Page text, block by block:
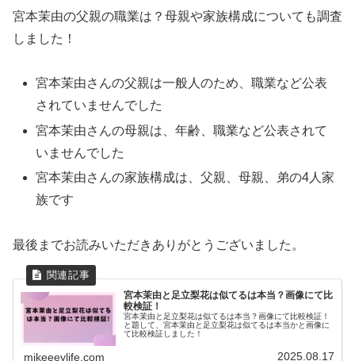
宮本茉由の父親の職業は？母親や家族構成についても調査
しました！
宮本茉由さんの父親は一般人のため、職業など公表
されていませんでした
宮本茉由さんの母親は、年齢、職業など公表されて
いませんでした
宮本茉由さんの家族構成は、父親、母親、弟の4人家
族です
最後までお読みいただきありがとうございました。
宮本茉由と足立梨花は似てるは本当？画像にて比
較検証！
宮本茉由と足立梨花は似てるは本当？画像にて比較検証！
と題して、宮本茉由と足立梨花は似てるは本当かと画像に
て比較検証しました！
mikeeeylife.com 2025.08.17